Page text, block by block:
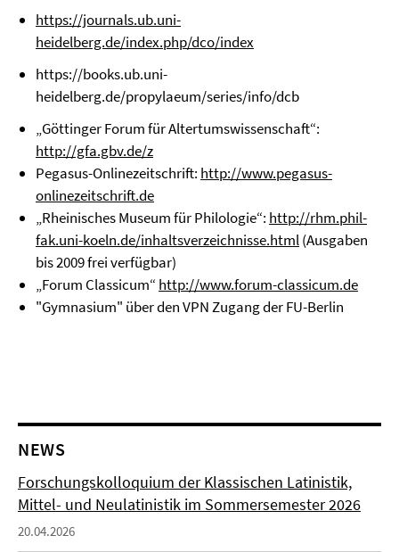
https://journals.ub.uni-
heidelberg.de/index.php/dco/index
https://books.ub.uni-
heidelberg.de/propylaeum/series/info/dcb
„Göttinger Forum für Altertumswissenschaft“:
http://gfa.gbv.de/z
Pegasus-Onlinezeitschrift: http://www.pegasus-
onlinezeitschrift.de
„Rheinisches Museum für Philologie“: http://rhm.phil-
fak.uni-koeln.de/inhaltsverzeichnisse.html(Ausgaben
bis 2009 frei verfügbar)
„Forum Classicum“ http://www.forum-classicum.de
"Gymnasium" über den VPN Zugang der FU-Berlin
NEWS
Forschungskolloquium der Klassischen Latinistik,
Mittel- und Neulatinistik im Sommersemester 2026
20.04.2026